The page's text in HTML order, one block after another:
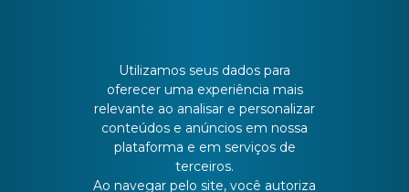
Batista Bonoto Sobrinho, 733
Utilizamos seus dados para
oferecer uma experiência mais
relevante ao analisar e personalizar
conteúdos e anúncios em nossa
plataforma e em serviços de
terceiros.
Ao navegar pelo site, você autoriza